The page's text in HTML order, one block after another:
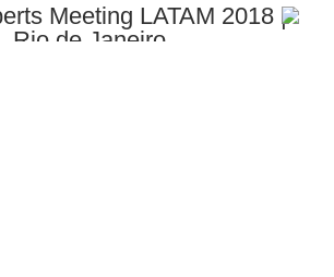
Meeting LATAM 2018 |
Rio de Janeiro